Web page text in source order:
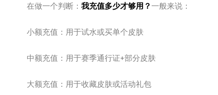
在做一个判断： 我充值多少才够用？一般来说：
小额充值：用于试水或买单个皮肤
中额充值：用于赛季通行证+部分皮肤
大额充值：用于收藏皮肤或活动礼包